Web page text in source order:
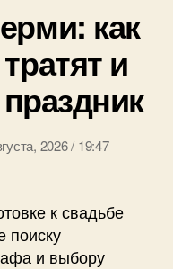
как
и
2026 / 19:47
к свадьбе
поиску
и выбору